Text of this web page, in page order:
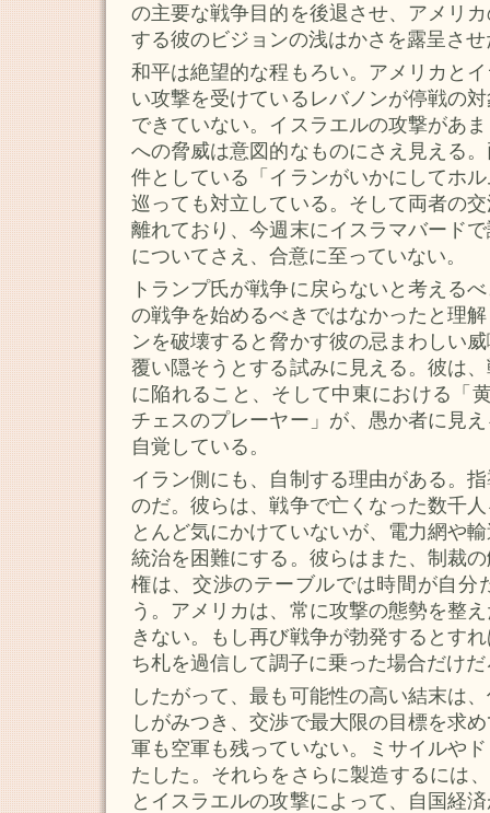
の主要な戦争目的を後退させ、アメリ
する彼のビジョンの浅はかさを露呈させ
和平は絶望的な程もろい。アメリカと
い攻撃を受けているレバノンが停戦の
できていない。イスラエルの攻撃があ
への脅威は意図的なものにさえ見える
件としている「イランがいかにしてホ
巡っても対立している。そして両者の
離れており、今週末にイスラマバード
についてさえ、合意に至っていない。
トランプ氏が戦争に戻らないと考える
の戦争を始めるべきではなかったと理
ンを破壊すると脅かす彼の忌まわしい
覆い隠そうとする試みに見える。彼は
に陥れること、そして中東における「
チェスのプレーヤー」が、愚か者に見
自覚している。
イラン側にも、自制する理由がある。
のだ。彼らは、戦争で亡くなった数千
とんど気にかけていないが、電力網や
統治を困難にする。彼らはまた、制裁
権は、交渉のテーブルでは時間が自分
う。アメリカは、常に攻撃の態勢を整
きない。もし再び戦争が勃発するとす
ち札を過信して調子に乗った場合だけ
したがって、最も可能性の高い結末は
しがみつき、交渉で最大限の目標を求
軍も空軍も残っていない。ミサイルや
たした。それらをさらに製造するには
とイスラエルの攻撃によって、自国経